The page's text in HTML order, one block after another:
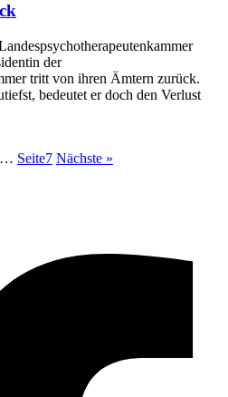
der
tritt von ihren Ämtern zurück.
bedeutet er doch den Verlust
… Seite7 Nächste »